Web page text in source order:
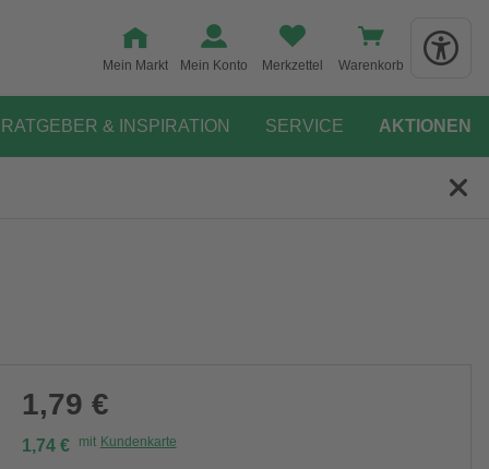
Mein Markt Mein Konto Merkzettel Warenkorb
RATGEBER & INSPIRATION SERVICE AKTIONEN
1,79 €
1,74 € mit Kundenkarte